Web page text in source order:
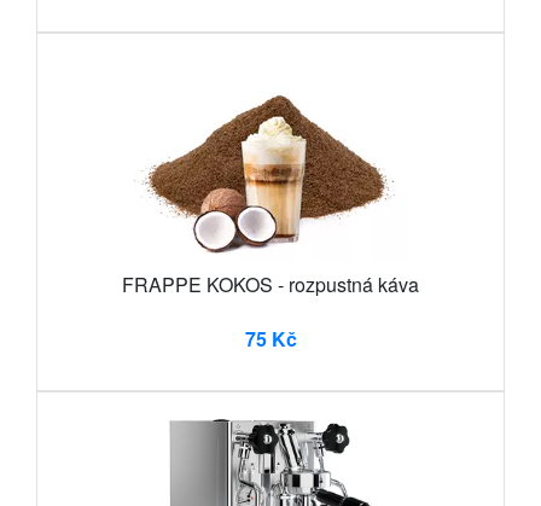
FRAPPE KOKOS - rozpustná káva
75 Kč